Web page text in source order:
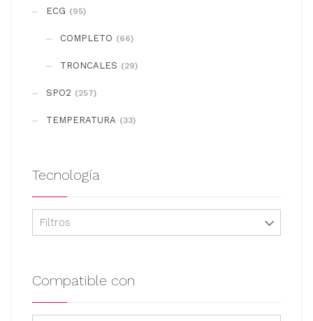
pueden
elegir
página
de
ECG (95)
COMPLETO (66)
TRONCALES (29)
SPO2 (257)
TEMPERATURA (33)
Tecnología
Filtros
Compatible con